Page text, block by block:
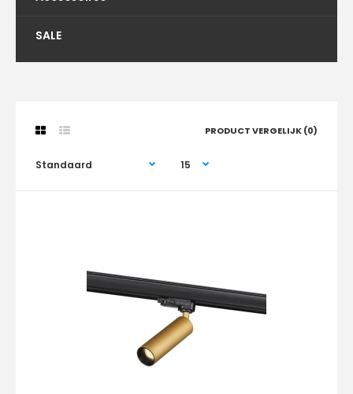
SALE
PRODUCT VERGELIJK (0)